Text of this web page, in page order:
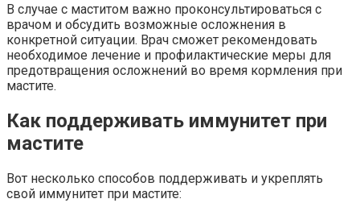
В случае с маститом важно проконсультироваться с
врачом и обсудить возможные осложнения в
конкретной ситуации. Врач сможет рекомендовать
необходимое лечение и профилактические меры для
предотвращения осложнений во время кормления при
мастите.
Как поддерживать иммунитет при
мастите
Вот несколько способов поддерживать и укреплять
свой иммунитет при мастите: